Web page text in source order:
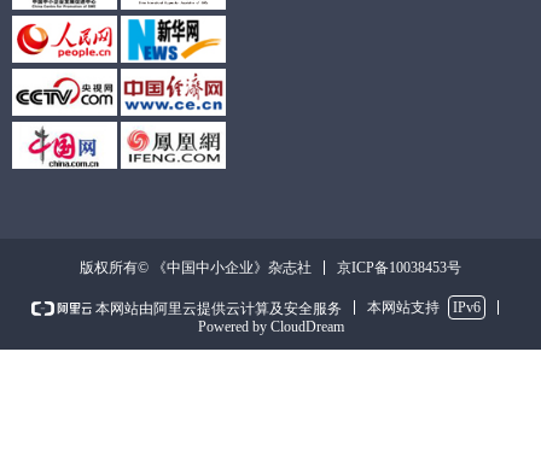
版权所有© 《中国中小企业》杂志社 京ICP备10038453号
本网站由阿里云提供云计算及安全服务 本网站支持
IPv6
Powered by CloudDream